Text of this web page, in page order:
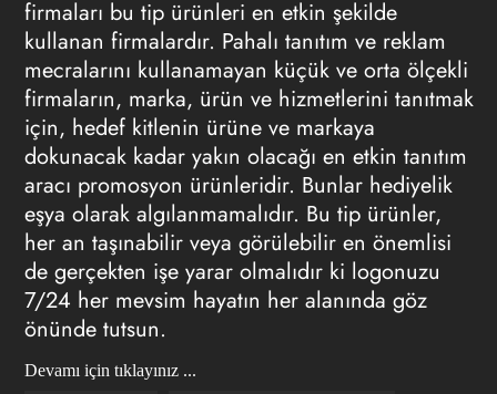
firmaları bu tip ürünleri en etkin şekilde
kullanan firmalardır. Pahalı tanıtım ve reklam
mecralarını kullanamayan küçük ve orta ölçekli
firmaların, marka, ürün ve hizmetlerini tanıtmak
için, hedef kitlenin ürüne ve markaya
dokunacak kadar yakın olacağı en etkin tanıtım
aracı promosyon ürünleridir. Bunlar hediyelik
eşya olarak algılanmamalıdır. Bu tip ürünler,
her an taşınabilir veya görülebilir en önemlisi
de gerçekten işe yarar olmalıdır ki logonuzu
7/24 her mevsim hayatın her alanında göz
önünde tutsun.
Devamı için tıklayınız ...